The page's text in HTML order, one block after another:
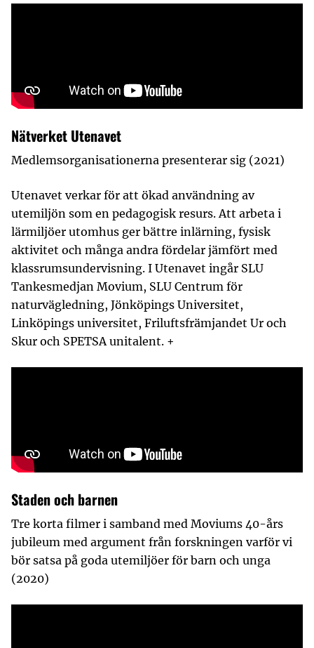
Nätverket Utenavet
Medlemsorganisationerna presenterar sig (2021)
Utenavet verkar för att ökad användning av
utemiljön som en pedagogisk resurs. Att arbeta i
lärmiljöer utomhus ger bättre inlärning, fysisk
aktivitet och många andra fördelar jämfört med
klassrumsundervisning. I Utenavet ingår SLU
Tankesmedjan Movium, SLU Centrum för
naturvägledning, Jönköpings Universitet,
Linköpings universitet, Friluftsfrämjandet Ur och
Skur och SPETSA unitalent. +
Staden och barnen
Tre korta filmer i samband med Moviums 40-års
jubileum med argument från forskningen varför vi
bör satsa på goda utemiljöer för barn och unga
(2020)